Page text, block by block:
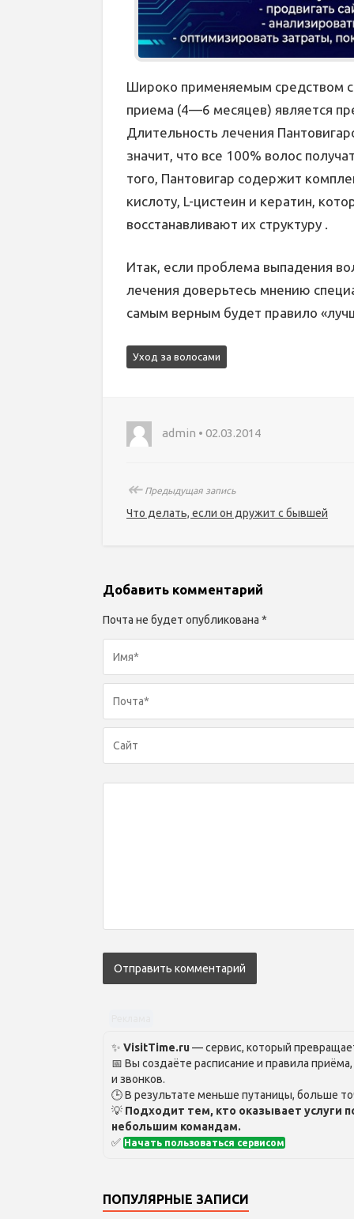
Широко применяемым средством
приема (4—6 месяцев) является
Длительность лечения
значит, что все 100% волос
того, Пантовигар содержит
кислоту, L-цистеин и кератин,
восстанавливают их структуру .
Итак, если проблема выпадения
лечения доверьтесь мнению
самым верным будет правило
Уход за волосами
admin • 02.03.2014
↞Предыдущая запись
Что делать, если он дружит с бывшей
Добавить комментарий
Почта не будет опубликована *
✨ VisitTime.ru— сервис, который
📅 Вы создаёте расписание и правила
и звонков.
🕒 В результате меньше путаницы, больше
💡 Подходит тем, кто оказывает услуги
небольшим командам.
✅ Начать пользоваться сервисом
ПОПУЛЯРНЫЕ ЗАПИСИ